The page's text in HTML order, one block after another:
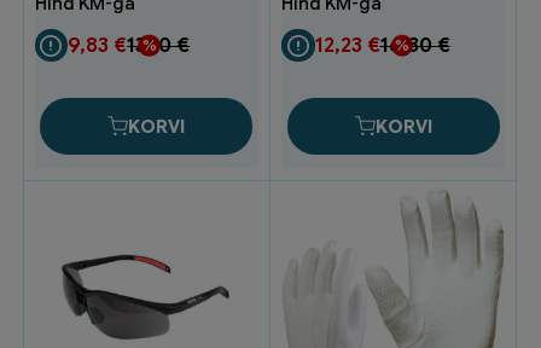
sinine
8-
360158
kogus
13,10€
9,83 €
KORVI
16,30€
12,23 €
KORVI